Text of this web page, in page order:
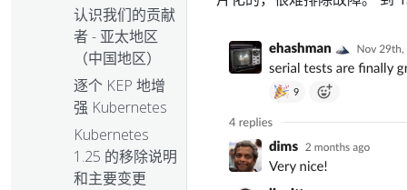
认识我们的贡献
者 - 亚太地区
（中国地区）
逐个 KEP 地增
强 Kubernetes
Kubernetes
1.25 的移除说明
和主要变更